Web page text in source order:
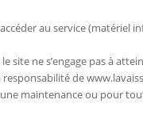
au service (matériel
site ne s’engage pas à
de
maintenance ou pour